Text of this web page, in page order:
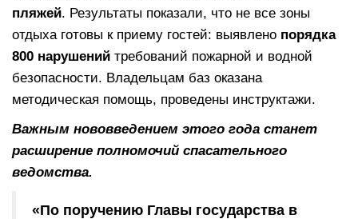
пляжей. Результаты показали, что не все зоны
отдыха готовы к приему гостей: выявлено порядка
800 нарушений требований пожарной и водной
безопасности. Владельцам баз оказана
методическая помощь, проведены инструктажи.
Важным нововведением этого года станет
расширение полномочий спасательного
ведомства.
«По поручению Главы государства в